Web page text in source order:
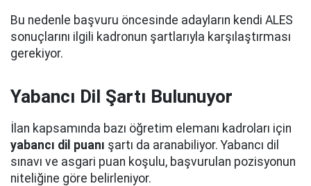
Bu nedenle başvuru öncesinde adayların kendi ALES
sonuçlarını ilgili kadronun şartlarıyla karşılaştırması
gerekiyor.
Yabancı Dil Şartı Bulunuyor
İlan kapsamında bazı öğretim elemanı kadroları için
yabancı dil puanı şartı da aranabiliyor. Yabancı dil
sınavı ve asgari puan koşulu, başvurulan pozisyonun
niteliğine göre belirleniyor.